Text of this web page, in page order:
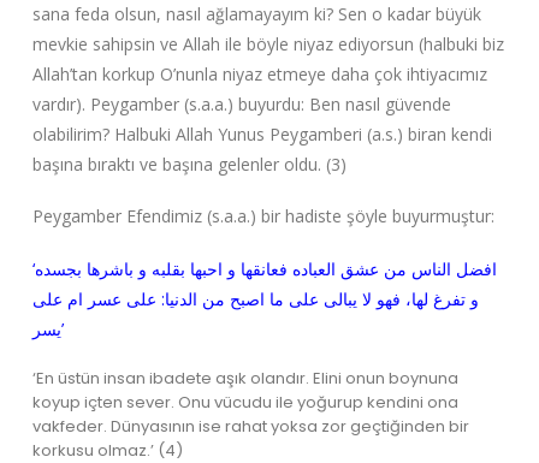
sana feda olsun, nasıl ağlamayayım ki? Sen o kadar büyük
mevkie sahipsin ve Allah ile böyle niyaz ediyorsun (halbuki biz
Allah’tan korkup O’nunla niyaz etmeye daha çok ihtiyacımız
vardır). Peygamber (s.a.a.) buyurdu: Ben nasıl güvende
olabilirim? Halbuki Allah Yunus Peygamberi (a.s.) biran kendi
başına bıraktı ve başına gelenler oldu. (3)
Peygamber Efendimiz (s.a.a.) bir hadiste şöyle buyurmuştur:
‘افضل الناس من عشق العباده فعانقها و احبها بقلبه و باشرها بجسده
و تفرغ لها، فهو لا يبالى على ما اصبح من الدنيا: على عسر ام على
يسر’
‘En üstün insan ibadete aşık olandır. Elini onun boynuna
koyup içten sever. Onu vücudu ile yoğurup kendini ona
vakfeder. Dünyasının ise rahat yoksa zor geçtiğinden bir
korkusu olmaz.’ (4)